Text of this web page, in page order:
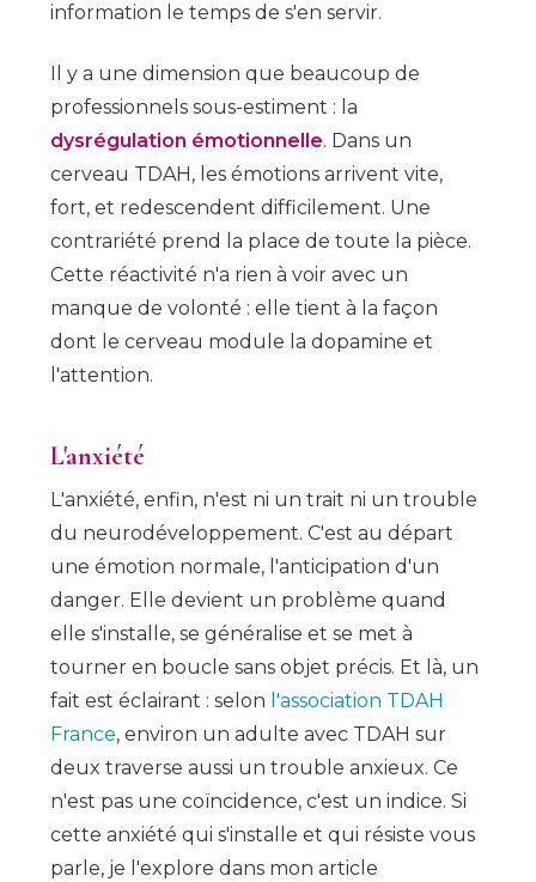
information le temps de s'en servir.
Il y a une dimension que beaucoup de
professionnels sous-estiment : la
dysrégulation émotionnelle. Dans un
cerveau TDAH, les émotions arrivent vite,
fort, et redescendent difficilement. Une
contrariété prend la place de toute la pièce.
Cette réactivité n'a rien à voir avec un
manque de volonté : elle tient à la façon
dont le cerveau module la dopamine et
l'attention.
L'anxiété
L'anxiété, enfin, n'est ni un trait ni un trouble
du neurodéveloppement. C'est au départ
une émotion normale, l'anticipation d'un
danger. Elle devient un problème quand
elle s'installe, se généralise et se met à
tourner en boucle sans objet précis. Et là, un
fait est éclairant : selon l'association TDAH
France, environ un adulte avec TDAH sur
deux traverse aussi un trouble anxieux. Ce
n'est pas une coïncidence, c'est un indice. Si
cette anxiété qui s'installe et qui résiste vous
parle, je l'explore dans mon article